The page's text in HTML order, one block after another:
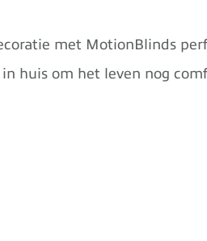
met MotionBlinds
huis om het leven nog